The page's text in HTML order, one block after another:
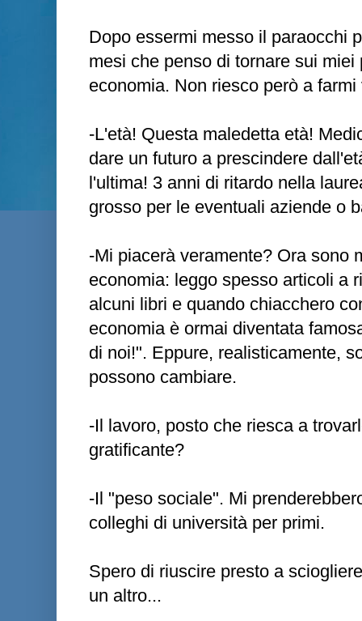
Dopo essermi messo il paraocchi
mesi che penso di tornare sui
economia. Non riesco però a
-L'età! Questa maledetta età!
dare un futuro a prescindere
l'ultima! 3 anni di ritardo nella
grosso per le eventuali aziende o
-Mi piacerà veramente? Ora sono
economia: leggo spesso articoli a
alcuni libri e quando chiacchero
economia è ormai diventata
di noi!". Eppure, realisticamente,
possono cambiare.
-Il lavoro, posto che riesca a
gratificante?
-Il "peso sociale". Mi
colleghi di università per primi.
Spero di riuscire presto a
un altro...